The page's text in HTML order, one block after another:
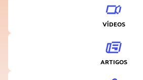
VÍDEOS
ARTIGOS